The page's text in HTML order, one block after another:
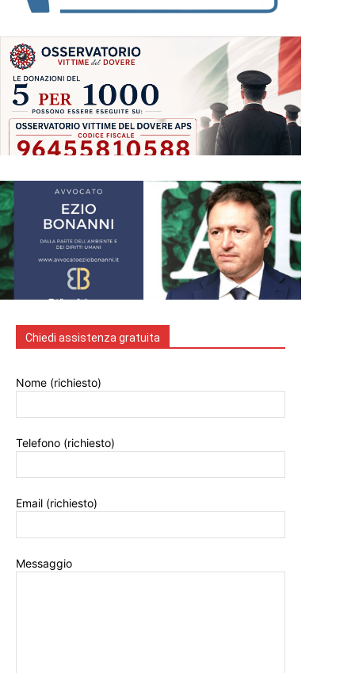
Chiedi assistenza gratuita
Nome (richiesto)
Telefono (richiesto)
Email (richiesto)
Messaggio